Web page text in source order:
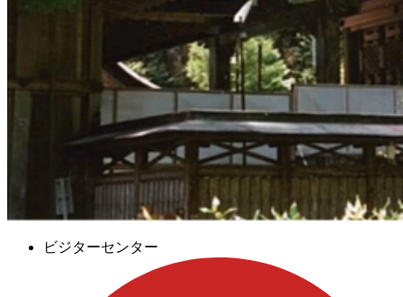
ビジターセンター